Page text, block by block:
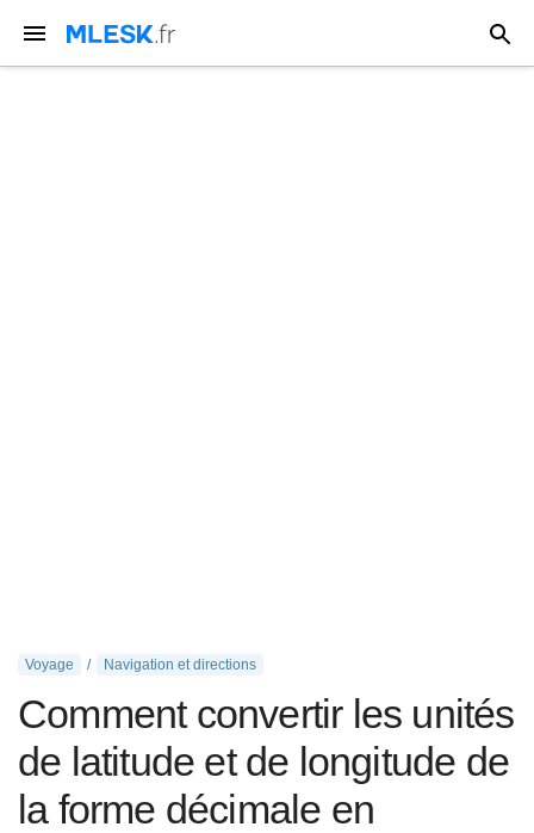
Voyage Navigation et directions
Comment convertir les unités
de latitude et de longitude de
la forme décimale en